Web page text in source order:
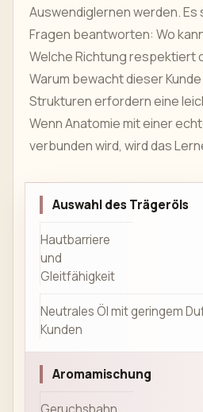
Auswendiglernen werden. Es
Fragen beantworten: Wo
Welche Richtung respektiert
Warum bewacht dieser
Strukturen erfordern eine
Wenn Anatomie mit einer
verbunden wird, wird das
Auswahl des Trägeröls
Hautbarriere
und
Gleitfähigkeit
Neutrales Öl mit geringem
Kunden
Aromamischung